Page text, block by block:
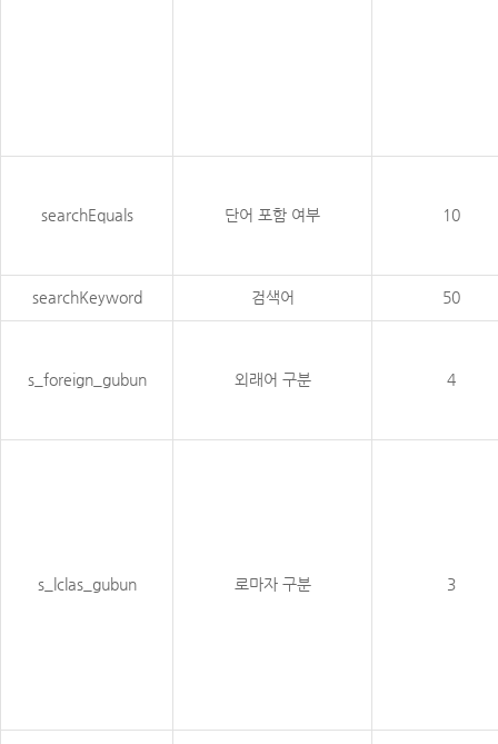
searchEquals 단어 포함 여부 10
searchKeyword 검색어 50
s_foreign_gubun 외래어 구분 4
s_lclas_gubun 로마자 구분 3